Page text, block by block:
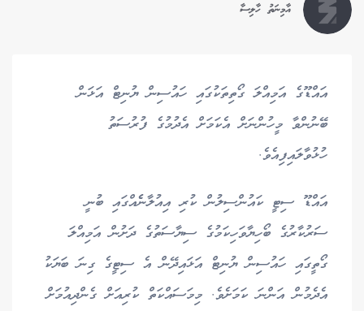
އާމިނަތު ހާލިސާ
އައްޑޫގެ އަމިއްލަ ގޯތިތަކުގައި ހައުސިން ޔުނިޓް އަޅަން
ބޭނުންވާ މީހުންނަށް އެކަމަށް އެދުމުގެ ފުރުސަތު
ހުޅުވާލައިފިއެވެ.
އައްޑޫ ސިޓީ ކައުންސިލުން ކުރި އިއުލާނެެއްގައި ބުނީ
ސަރުކާރުގެ ބޯހިޔާވަހިކަމުގެ ސިޔާސަތުގެ ދަށުން އަމިއްލަ
ގޯތީގައި ހައުސިން ޔުނިޓް އަޅައިދޭން އެ ސިޓީގެ ގިނަ ބަޔަކު
އެދެމުން އަންނަ ކަމަށެވެ. މިމަސައްކަތް ކުރިއަށް ގެންދިއުމަށް